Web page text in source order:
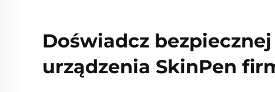
Doświadcz
urządzenia SkinPen